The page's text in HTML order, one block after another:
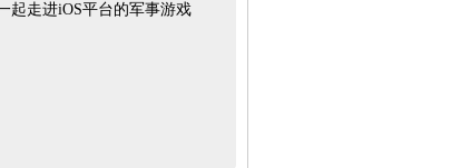
起走进iOS平台的军事游戏